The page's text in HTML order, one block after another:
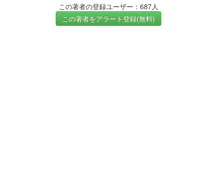
この著者の登録ユーザー：687人
この著者をアラート登録(無料)